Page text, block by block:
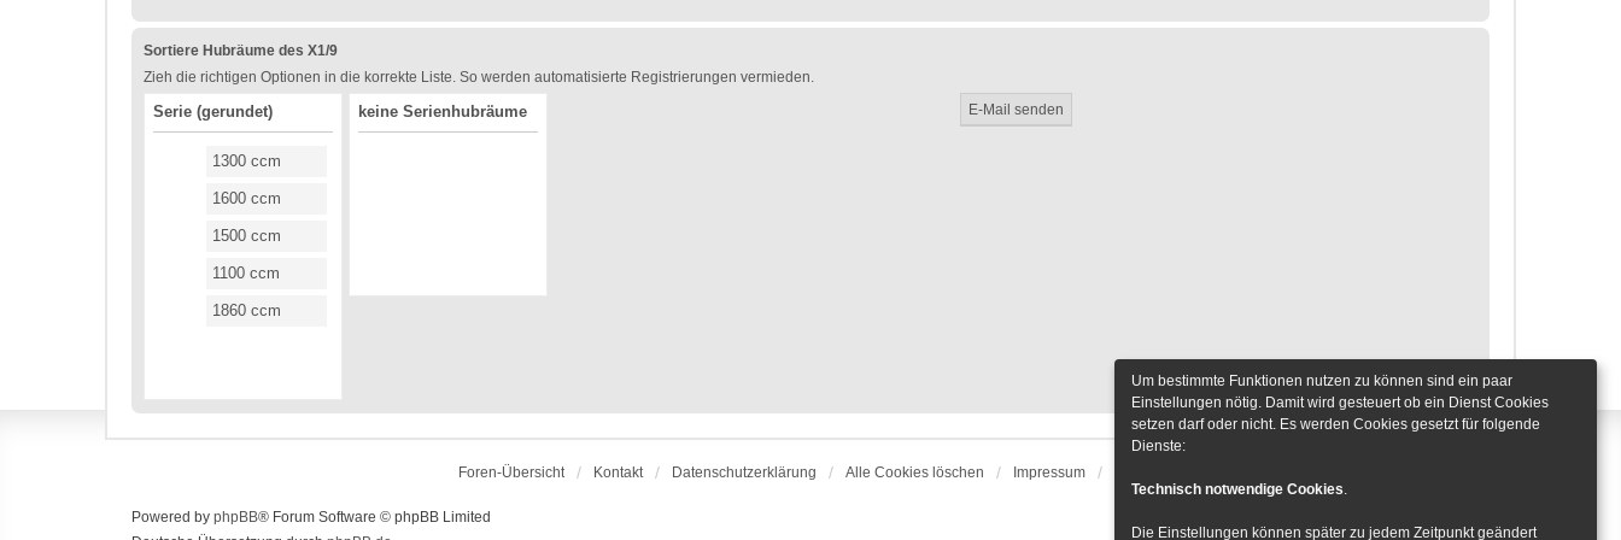
Sortiere Hubräume des X1/9
Zieh die richtigen Optionen in die korrekte Liste. So werden automatisierte Registrierungen vermieden.
Serie (gerundet)
1300 ccm
1600 ccm
1500 ccm
1100 ccm
1860 ccm
keine Serienhubräume
Foren-Übersicht Kontakt Datenschutzerklärung Alle Cookies löschen Impressum
Powered by phpBB® Forum Software © phpBB Limited
Um bestimmte Funktionen nutzen zu können sind ein paar
Einstellungen nötig. Damit wird gesteuert ob ein Dienst Cookies
setzen darf oder nicht. Es werden Cookies gesetzt für folgende
Dienste:
Technisch notwendige Cookies.
Die Einstellungen können später zu jedem Zeitpunkt geändert